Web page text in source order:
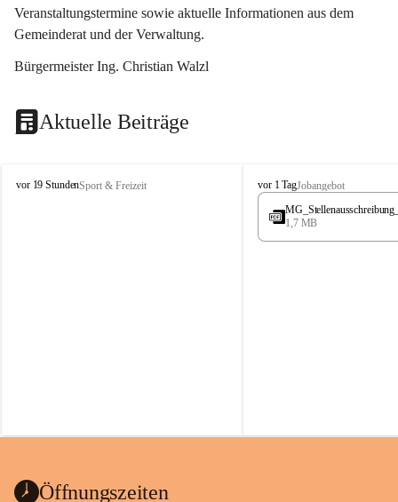
Veranstaltungstermine sowie aktuelle Informationen aus dem
Gemeinderat und der Verwaltung.
Bürgermeister Ing. Christian Walzl
Aktuelle Beiträge
S
vor 19 StundenSport & Freizeit
S
t
s
vor 1 TagJobangebot
1,7 MB
Öffnungszeiten